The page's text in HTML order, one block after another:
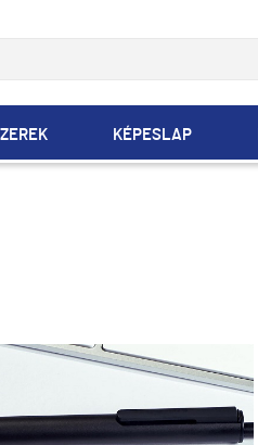
KÉPESLAP